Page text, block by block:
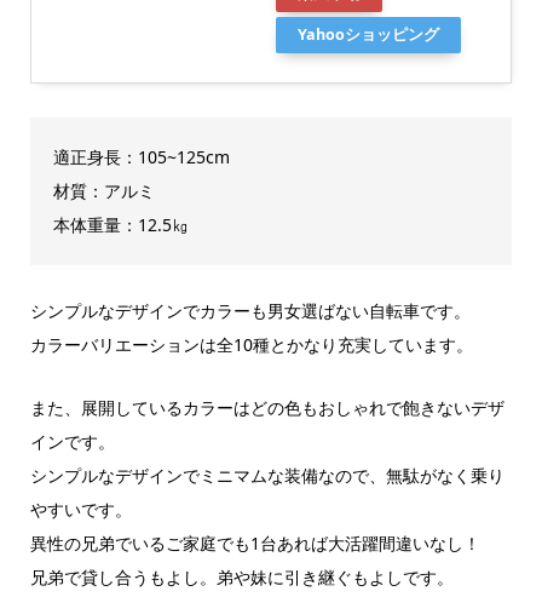
Yahooショッピング
適正身長：105~125cm
材質：アルミ
本体重量：12.5㎏
シンプルなデザインでカラーも男女選ばない自転車です。
カラーバリエーションは全10種とかなり充実しています。
また、展開しているカラーはどの色もおしゃれで飽きないデザ
インです。
シンプルなデザインでミニマムな装備なので、無駄がなく乗り
やすいです。
異性の兄弟でいるご家庭でも1台あれば大活躍間違いなし！
兄弟で貸し合うもよし。弟や妹に引き継ぐもよしです。